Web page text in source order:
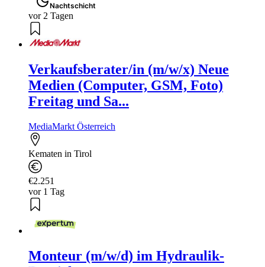
Nachtschicht
vor 2 Tagen
Verkaufsberater/in (m/w/x) Neue
Medien (Computer, GSM, Foto)
Freitag und Sa...
MediaMarkt Österreich
Kematen in Tirol
€2.251
vor 1 Tag
Monteur (m/w/d) im Hydraulik-